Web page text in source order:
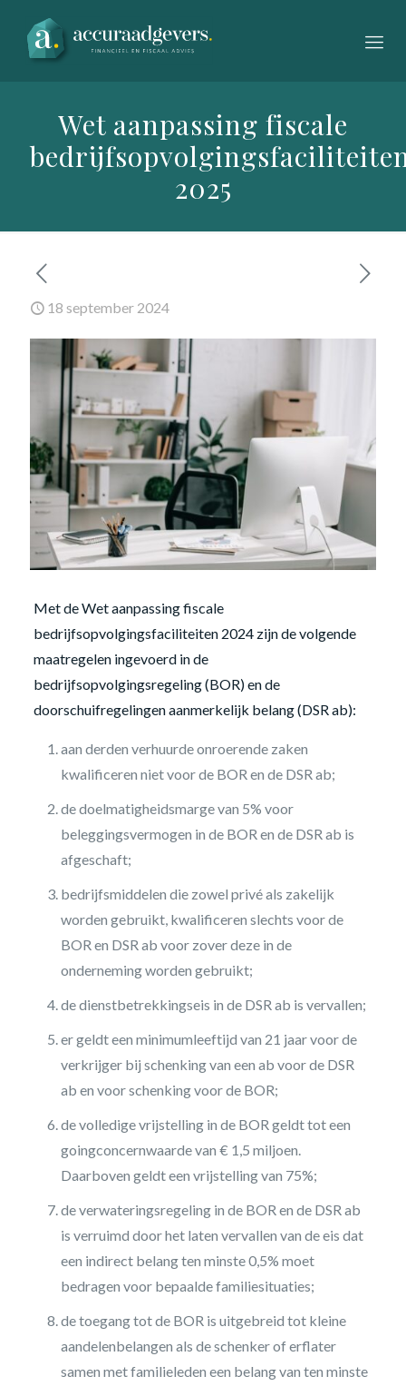
Wet aanpassing fiscale
2025
18 september 2024
Met de Wet aanpassing fiscale
bedrijfsopvolgingsfaciliteiten 2024 zijn de volgende
maatregelen ingevoerd in de
bedrijfsopvolgingsregeling (BOR) en de
doorschuifregelingen aanmerkelijk belang (DSR ab):
aan derden verhuurde onroerende zaken
kwalificeren niet voor de BOR en de DSR ab;
de doelmatigheidsmarge van 5% voor
beleggingsvermogen in de BOR en de DSR ab is
afgeschaft;
bedrijfsmiddelen die zowel privé als zakelijk
worden gebruikt, kwalificeren slechts voor de
BOR en DSR ab voor zover deze in de
onderneming worden gebruikt;
de dienstbetrekkingseis in de DSR ab is vervallen;
er geldt een minimumleeftijd van 21 jaar voor de
verkrijger bij schenking van een ab voor de DSR
ab en voor schenking voor de BOR;
de volledige vrijstelling in de BOR geldt tot een
goingconcernwaarde van € 1,5 miljoen.
Daarboven geldt een vrijstelling van 75%;
de verwateringsregeling in de BOR en de DSR ab
is verruimd door het laten vervallen van de eis dat
een indirect belang ten minste 0,5% moet
bedragen voor bepaalde familiesituaties;
de toegang tot de BOR is uitgebreid tot kleine
aandelenbelangen als de schenker of erflater
samen met familieleden een belang van ten minste